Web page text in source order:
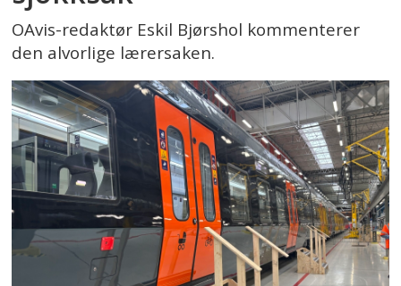
OAvis-redaktør Eskil Bjørshol kommenterer
den alvorlige lærersaken.